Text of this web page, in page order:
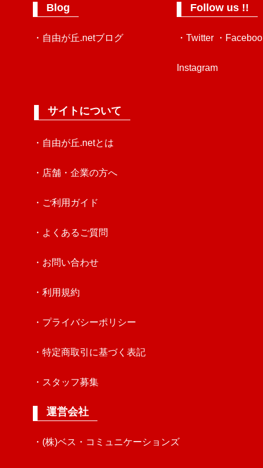
Blog
・自由が丘.netブログ
Follow us !!
・Twitter ・
Instagram
サイトについて
・自由が丘.netとは
・店舗・企業の方へ
・ご利用ガイド
・よくあるご質問
・お問い合わせ
・利用規約
・プライバシーポリシー
・特定商取引に基づく表記
・スタッフ募集
運営会社
・(株)ベス・コミュニケーションズ